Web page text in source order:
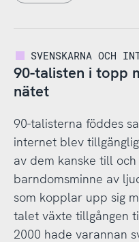
SVENSKARNA OCH
90-talisten i topp
nätet
90-talisterna föddes
internet blev
av dem kanske till
barndomsminne av
som kopplar upp sig
talet växte tillgången
2000 hade varannan